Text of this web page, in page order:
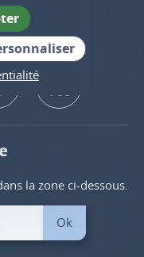
!
la zone ci-dessous.
Ok